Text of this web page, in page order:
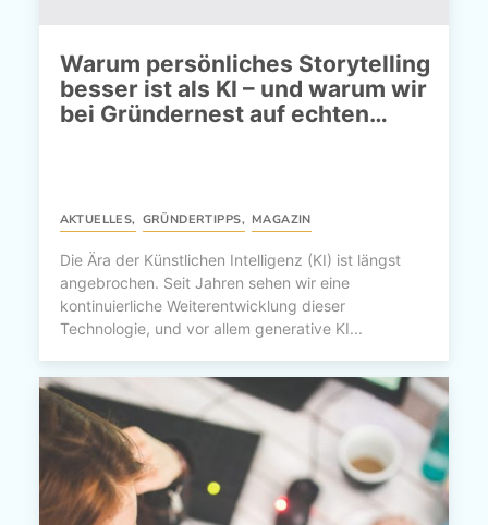
Warum persönliches Storytelling
besser ist als KI – und warum wir
bei Gründernest auf echten…
AKTUELLES, GRÜNDERTIPPS, MAGAZIN
Die Ära der Künstlichen Intelligenz (KI) ist längst
angebrochen. Seit Jahren sehen wir eine
kontinuierliche Weiterentwicklung dieser
Technologie, und vor allem generative KI...